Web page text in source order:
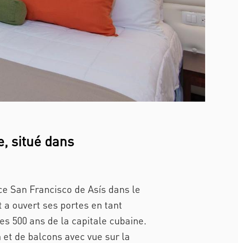
situé dans
San Francisco de Asís dans le
ouvert ses portes en tant
500 ans de la capitale cubaine.
de balcons avec vue sur la